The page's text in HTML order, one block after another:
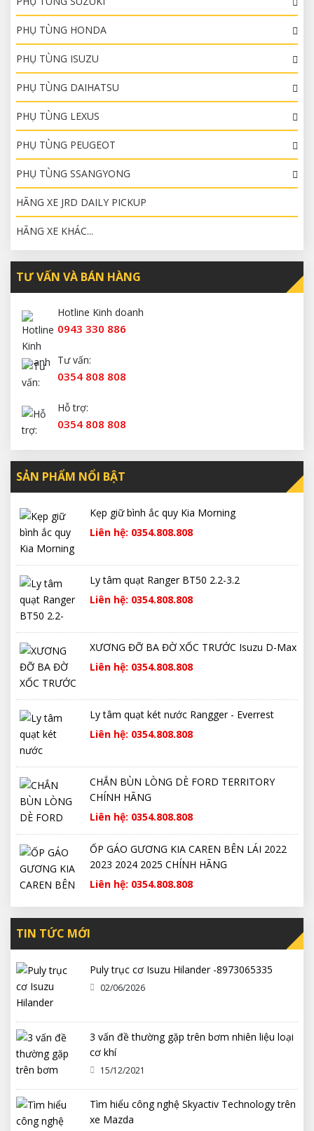
PHỤ TÙNG HONDA
PHỤ TÙNG ISUZU
PHỤ TÙNG DAIHATSU
PHỤ TÙNG LEXUS
PHỤ TÙNG PEUGEOT
PHỤ TÙNG SSANGYONG
HÃNG XE JRD DAILY PICKUP
HÃNG XE KHÁC...
TƯ VẤN VÀ BÁN HÀNG
Hotline Kinh doanh
0943 330 886
Tư vấn:
0354 808 808
Hỗ trợ:
0354 808 808
SẢN PHẨM NỔI BẬT
Kẹp giữ bình ắc quy Kia Morning
Liên hệ: 0354.808.808
Ly tâm quạt Ranger BT50 2.2-3.2
Liên hệ: 0354.808.808
XƯƠNG ĐỠ BA ĐỜ XỐC TRƯỚC Isuzu D-Max
Liên hệ: 0354.808.808
Ly tâm quạt két nước Rangger - Everrest
Liên hệ: 0354.808.808
CHẮN BÙN LÒNG DÈ FORD TERRITORY
CHÍNH HÃNG
Liên hệ: 0354.808.808
ỐP GÁO GƯƠNG KIA CAREN BÊN LÁI 2022
2023 2024 2025 CHÍNH HÃNG
Liên hệ: 0354.808.808
TIN TỨC MỚI
Puly trục cơ Isuzu Hilander -8973065335
02/06/2026
3 vấn đề thường gặp trên bơm nhiên liệu loại
cơ khí
15/12/2021
Tìm hiểu công nghệ Skyactiv Technology trên
xe Mazda